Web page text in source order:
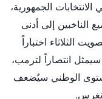
الجمهورية،
الناخبين إلى أدنى
الثلاثاء اختباراً
سيمثل انتصاراً لترمب،
الوطني سيُضعف